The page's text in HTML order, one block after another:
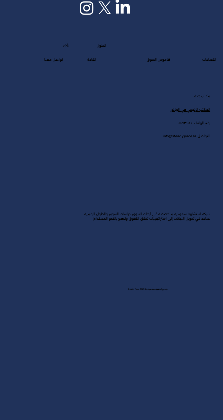
رؤى الحلول
تواصل معنا القادة قاموس السوق القطاعات
شركة استشارية سعودية متخصصة في أبحاث السوق، دراسات السوق، والحلول الرقمية.
نساعد في تحويل البيانات إلى استراتيجيات تحقق التفوق وتدفع بالنمو المستدام!
مكتب جدة
المكتب الرئيسي في الرياض
رقم الهاتف: ٠١١٢٩٣٠٢٢٤
للتواصل: info@steadypace.sa
جميع الحقوق محفوظة لـ Steady Pace 2025